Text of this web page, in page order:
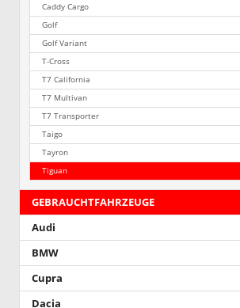
Caddy Cargo
Golf
Golf Variant
T-Cross
T7 California
T7 Multivan
T7 Transporter
Taigo
Tayron
Tiguan
GEBRAUCHTFAHRZEUGE
Audi
BMW
Cupra
Dacia